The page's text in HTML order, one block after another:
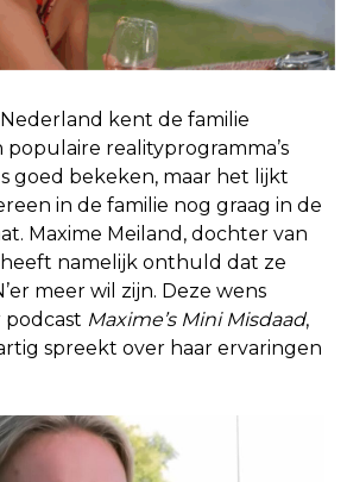
kent de familie
realityprogramma’s
goed bekeken, maar het lijkt
in de familie nog graag in de
Maxime Meiland, dochter van
namelijk onthuld dat ze
meer wil zijn. Deze wens
podcast Maxime’s Mini Misdaad,
spreekt over haar ervaringen